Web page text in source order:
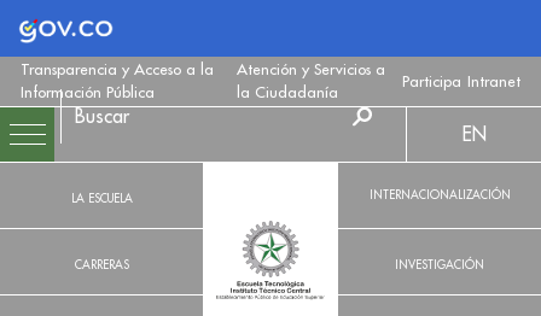
Logo Gobierno de Colombia
Transparencia y Acceso a la
Información Pública
Atención y Servicios a
la Ciudadanía
Participa Intranet
LA ESCUELA
CARRERAS
EN
INTERNACIONALIZACIÓN
INVESTIGACIÓN